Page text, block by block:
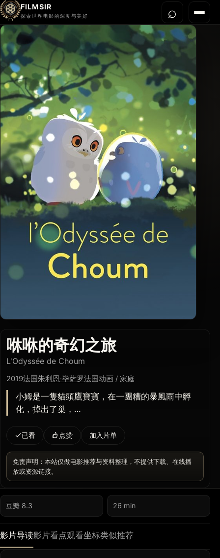
FILMSIR
探索世界电影的深度与美好 菜单
首页
今晚看什么
世界电影节
导演宇宙
影片库
影评与解读
关于我们
⌕打开
咻咻的奇幻之旅
L'Odyssée de Choum
2019法国朱利恩·毕萨罗法国动画 / 家庭
小姆是一隻貓頭鷹寶寶，在一團糟的暴風雨中孵
化，掉出了巢，…
已看 点赞 加入片单
免责声明：本站仅做电影推荐与资料整理，不提供下载、在线播
放或资源链接。
豆瓣 8.3 26 min
影片导读影片看点观看坐标类似推荐